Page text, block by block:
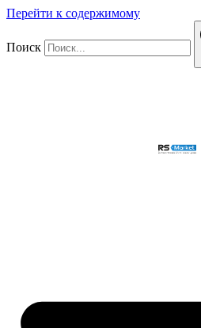
Перейти к содержимому
Поиск